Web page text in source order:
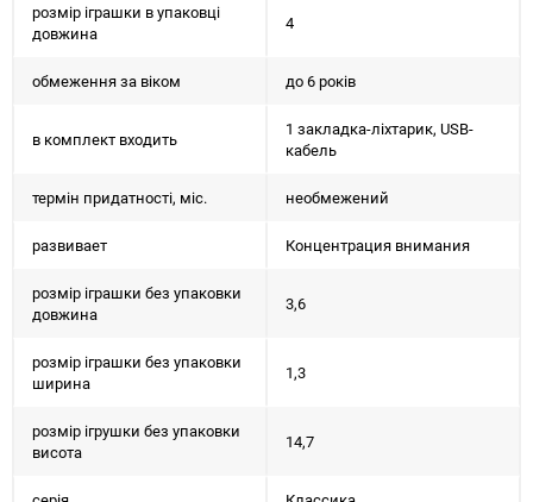
розмір іграшки в упаковці
довжина
4
обмеження за віком до 6 років
в комплект входить
1 закладка-ліхтарик, USB-
кабель
термін придатності, міс. необмежений
развивает Концентрация внимания
розмір іграшки без упаковки
довжина
3,6
розмір іграшки без упаковки
ширина
1,3
розмір ігрушки без упаковки
висота
14,7